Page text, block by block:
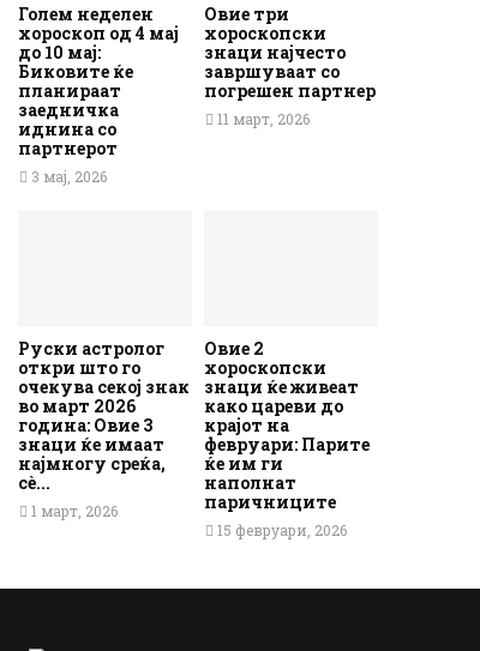
Голем неделен
хороскоп од 4 мај
до 10 мај:
Биковите ќе
планираат
заедничка
иднина со
партнерот
3 мај, 2026
Овие три
хороскопски
знаци најчесто
завршуваат со
погрешен партнер
11 март, 2026
Руски астролог
откри што го
очекува секој знак
во март 2026
година: Овие 3
знаци ќе имаат
најмногу среќа,
сè...
1 март, 2026
Овие 2
хороскопски
знаци ќе живеат
како цареви до
крајот на
февруари: Парите
ќе им ги
наполнат
паричниците
15 февруари, 2026